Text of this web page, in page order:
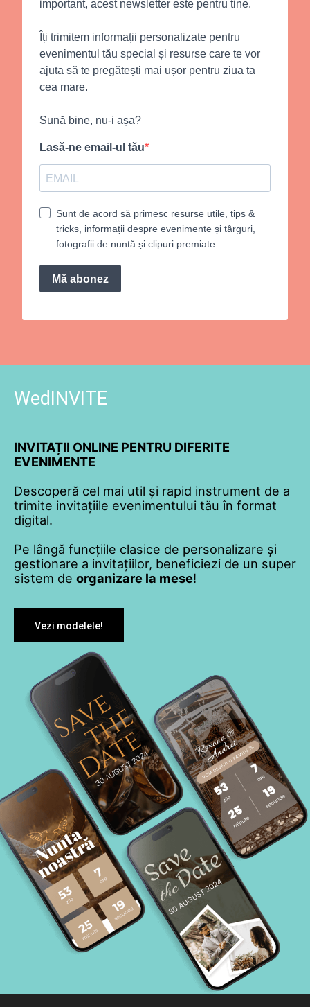
important, acest newsletter este pentru tine.
Îți trimitem informații personalizate pentru
evenimentul tău special și resurse care te vor
ajuta să te pregătești mai ușor pentru ziua ta
cea mare.
Sună bine, nu-i așa?
Lasă-ne email-ul tău
Sunt de acord să primesc resurse utile, tips &
tricks, informații despre evenimente și târguri,
fotografii de nuntă și clipuri premiate.
Mă abonez
WedINVITE
INVITAȚII ONLINE PENTRU DIFERITE
EVENIMENTE
Descoperă cel mai util și rapid instrument de a
trimite invitațiile evenimentului tău în format
digital.
Pe lângă funcțiile clasice de personalizare și
gestionare a invitațiilor, beneficiezi de un super
sistem de organizare la mese!
Vezi modelele!